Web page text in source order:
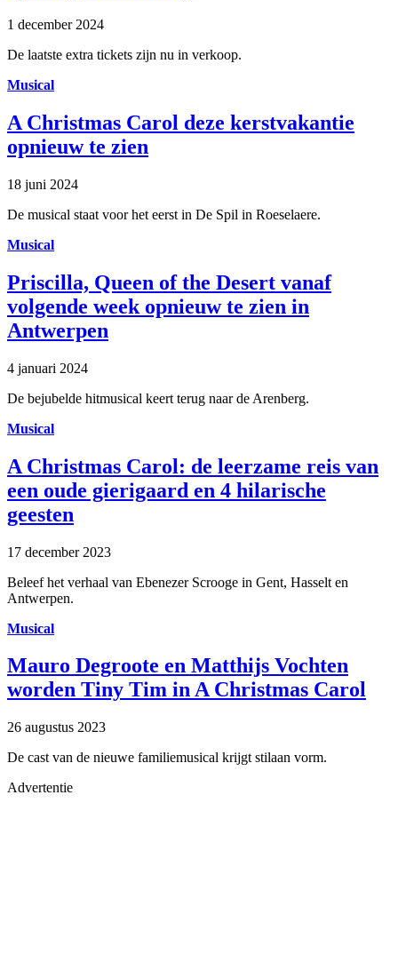
1 december 2024
De laatste extra tickets zijn nu in verkoop.
Musical
A Christmas Carol deze kerstvakantie
opnieuw te zien
18 juni 2024
De musical staat voor het eerst in De Spil in Roeselaere.
Musical
Priscilla, Queen of the Desert vanaf
volgende week opnieuw te zien in
Antwerpen
4 januari 2024
De bejubelde hitmusical keert terug naar de Arenberg.
Musical
A Christmas Carol: de leerzame reis van
een oude gierigaard en 4 hilarische
geesten
17 december 2023
Beleef het verhaal van Ebenezer Scrooge in Gent, Hasselt en
Antwerpen.
Musical
Mauro Degroote en Matthijs Vochten
worden Tiny Tim in A Christmas Carol
26 augustus 2023
De cast van de nieuwe familiemusical krijgt stilaan vorm.
Advertentie